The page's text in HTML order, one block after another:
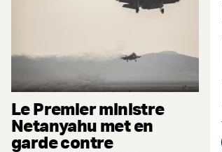
Le Premier ministre
Netanyahu met en
garde contre